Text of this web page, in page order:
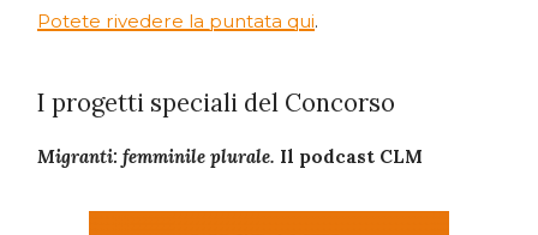
Potete rivedere la puntata qui.
I progetti speciali del Concorso
Migranti: femminile plurale. Il podcast CLM